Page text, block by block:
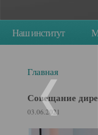
Наш институт
Главная
Совещание
03.06.2021